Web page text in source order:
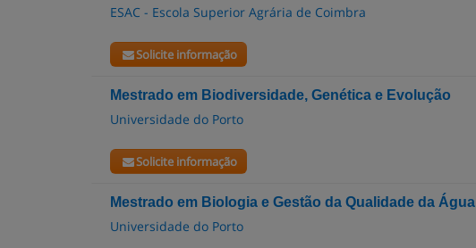
ESAC - Escola Superior Agrária de Coimbra
Solicite informação
Mestrado em Biodiversidade, Genética e Evolução
Universidade do Porto
Solicite informação
Mestrado em Biologia e Gestão da Qualidade da Água
Universidade do Porto